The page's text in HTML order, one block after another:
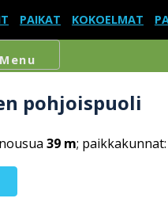
PAIKAT KOKOELMAT
Menu
pohjoispuoli
39 m; paikkakunnat: